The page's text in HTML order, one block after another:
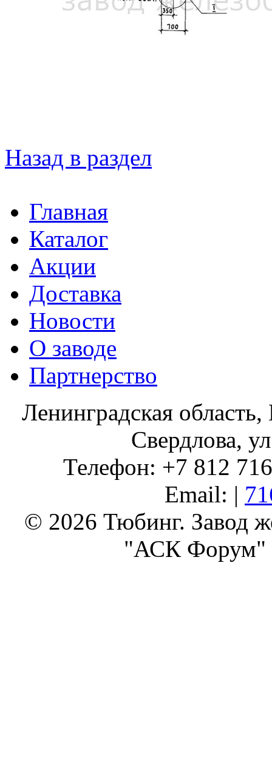
Назад в раздел
Главная
Каталог
Акции
Доставка
Новости
О заводе
Партнерство
Ленинградская
Свердлова,
Телефон: +7 812
Email: |
© 2026 Тюбинг. Завод
"АСК Форум"